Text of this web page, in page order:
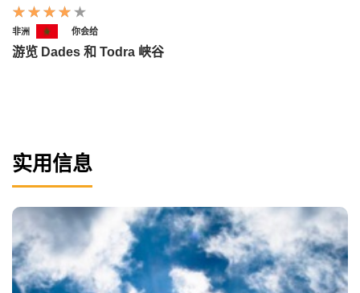
非洲 你会给
游览 Dades 和 Todra 峡谷
实用信息